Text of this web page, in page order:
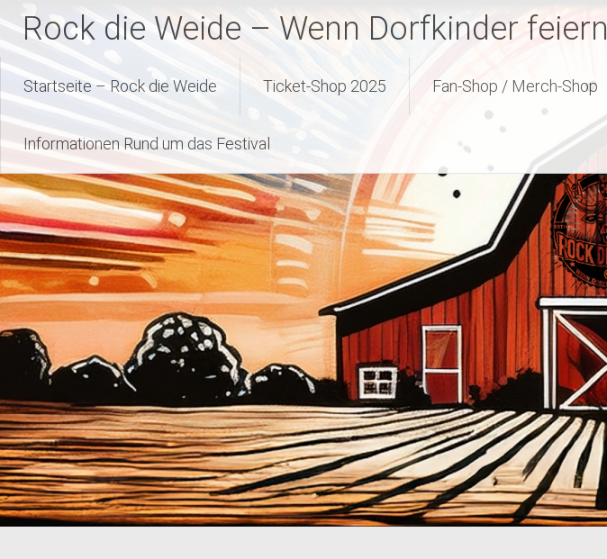
InhaltRock die Weide – Wenn Dorfkinder feiern
Startseite – Rock die Weide Ticket-Shop 2025 Fan-Shop / Merch-Shop
Informationen Rund um das Festival